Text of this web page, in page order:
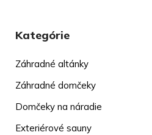
Kategórie
Záhradné altánky
Záhradné domčeky
Domčeky na náradie
Exteriérové sauny